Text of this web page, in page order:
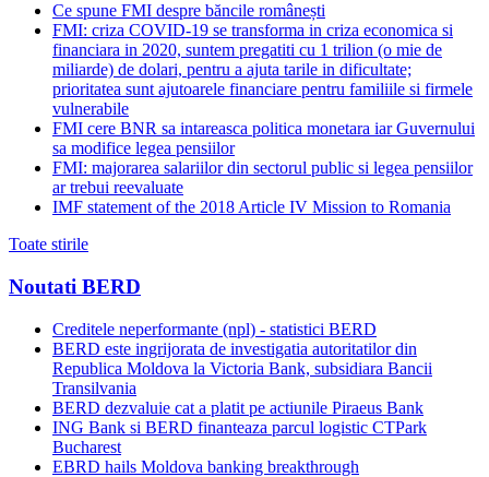
Ce spune FMI despre băncile românești
FMI: criza COVID-19 se transforma in criza economica si
financiara in 2020, suntem pregatiti cu 1 trilion (o mie de
miliarde) de dolari, pentru a ajuta tarile in dificultate;
prioritatea sunt ajutoarele financiare pentru familiile si firmele
vulnerabile
FMI cere BNR sa intareasca politica monetara iar Guvernului
sa modifice legea pensiilor
FMI: majorarea salariilor din sectorul public si legea pensiilor
ar trebui reevaluate
IMF statement of the 2018 Article IV Mission to Romania
Toate stirile
Noutati BERD
Creditele neperformante (npl) - statistici BERD
BERD este ingrijorata de investigatia autoritatilor din
Republica Moldova la Victoria Bank, subsidiara Bancii
Transilvania
BERD dezvaluie cat a platit pe actiunile Piraeus Bank
ING Bank si BERD finanteaza parcul logistic CTPark
Bucharest
EBRD hails Moldova banking breakthrough